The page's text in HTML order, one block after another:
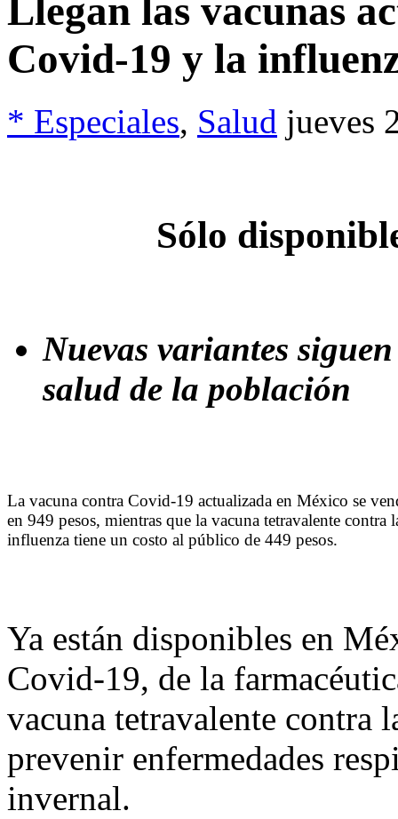
Llegan las vacunas
Covid-19 y la
* Especiales, Salud jueves
Sólo
Nuevas variantes
salud de la población
La vacuna contra Covid-19 actualizada en México se
en 949 pesos, mientras que la vacuna tetravalente contra
influenza tiene un costo al público de 449 pesos.
Ya están disponibles en
Covid-19, de la
vacuna tetravalente contra
prevenir enfermedades
invernal.